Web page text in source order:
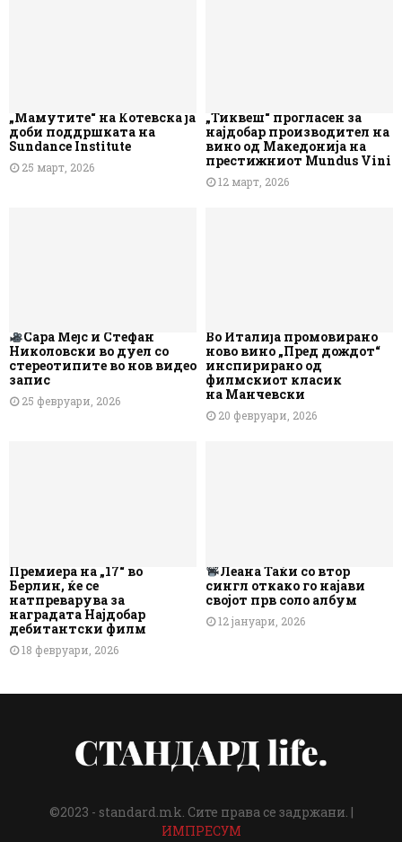
„Мамутите“ на Котевска ја
доби поддршката на
Sundance Institute
25 март, 2026
„Тиквеш“ прогласен за
најдобар производител на
вино од Македонија на
престижниот Mundus Vini
12 март, 2026
Сара Мејс и Стефан
Николовски во дуел со
стереотипите во нов видео
запис
25 февруари, 2026
Во Италија промовирано
ново вино „Пред дождот“
инспирирано од
филмскиот класик
на Манчевски
20 февруари, 2026
Премиера на „17“ во
Берлин, ќе се
натпреварува за
наградата Најдобар
дебитантски филм
18 февруари, 2026
Леана Таќи со втор
сингл откако го најави
својот прв соло албум
12 јануари, 2026
©2023 - standard.mk. Сите права се задржани. |
ИМПРЕСУМ